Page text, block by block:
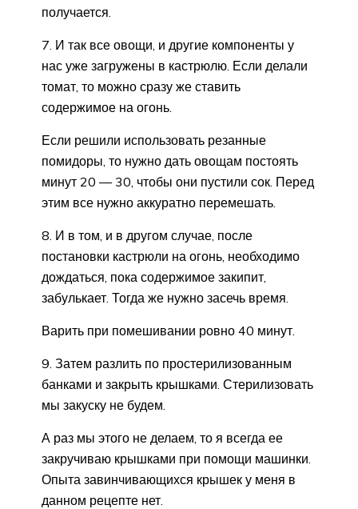
получается.
7. И так все овощи, и другие компоненты у
нас уже загружены в кастрюлю. Если делали
томат, то можно сразу же ставить
содержимое на огонь.
Если решили использовать резанные
помидоры, то нужно дать овощам постоять
минут 20 — 30, чтобы они пустили сок. Перед
этим все нужно аккуратно перемешать.
8. И в том, и в другом случае, после
постановки кастрюли на огонь, необходимо
дождаться, пока содержимое закипит,
забулькает. Тогда же нужно засечь время.
Варить при помешивании ровно 40 минут.
9. Затем разлить по простерилизованным
банками и закрыть крышками. Стерилизовать
мы закуску не будем.
А раз мы этого не делаем, то я всегда ее
закручиваю крышками при помощи машинки.
Опыта завинчивающихся крышек у меня в
данном рецепте нет.